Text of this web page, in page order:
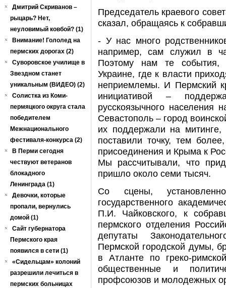
Дмитрий Скриванов –
рыцарь? Нет,
неуловимый ковбой? (1)
Внимание! Гололед на
пермских дорогах (2)
Суворовское училище в
Звездном станет
уникальным (ВИДЕО) (2)
Солистка из Коми-
пермяцкого округа стала
победителем
Межнационального
фестиваля-конкурса (2)
В Перми сегодня
чествуют ветеранов
блокадного
Ленинграда (1)
Девочки, которые
пропали, вернулись
домой (1)
Сайт губернатора
Пермского края
появился в сети (1)
«Сидельцам» колоний
разрешили лечиться в
пермских больницах
Председатель краевого
сказал, обращаясь к
- У нас много
например, сам служил в
Поэтому нам те события,
Украине, где к власти
неприемлемы. И Пермский
инициативой –
русскоязычного
Севастополь – город
их поддержали на
поставили точку, тем
присоединения и Крыма к
Мы рассчитывали, что
пришло около семи тысяч.
Со сцены,
государственного
П.И. Чайковского, к
пермского отделения
депутаты
Пермской городской думы,
в Атланте по греко-
общественные и
профсоюзов и молодежных